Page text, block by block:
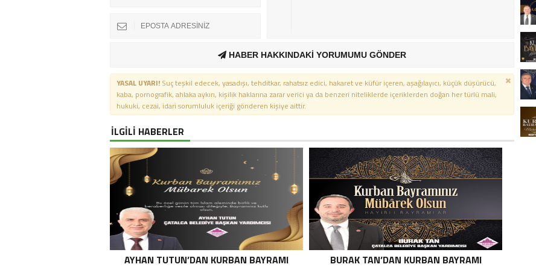
HABER HAKKINDAKİ YORUMUMU GÖNDER
YASAL UYARI! Suç teşkil edecek, yasadışı, tehditkar, rahatsız edici, hakaret ve küfür içeren, aşağılayıcı, küçük düşürücü,
kaba, pornografik, ahlaka aykırı, kişilik haklarına zarar verici ya da benzeri niteliklerde içeriklerden doğan her türlü mali,
hukuki, cezai, idari sorumluluk içeriği gönderen kişiye aittir.
İLGİLİ HABERLER
AYHAN TUTUN’DAN KURBAN BAYRAMI
BURAK TAN’DAN KURBAN BAYRAMI